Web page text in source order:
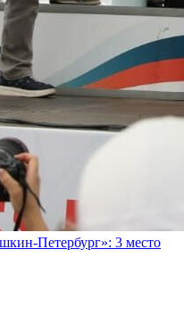
Петербург»: 3 место